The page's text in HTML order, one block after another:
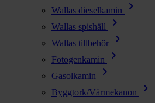
Wallas dieselkamin
chevron_right
Wallas spishäll chevron_right
Wallas tillbehör chevron_right
Fotogenkamin chevron_right
Gasolkamin chevron_right
Byggtork/Värmekanon chevron_right